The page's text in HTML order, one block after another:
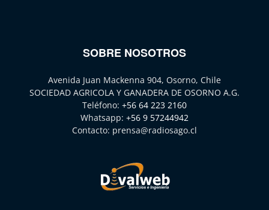
SOBRE NOSOTROS
Avenida Juan Mackenna 904, Osorno, Chile
SOCIEDAD AGRICOLA Y GANADERA DE OSORNO A.G.
Teléfono: +56 64 223 2160
Whatsapp: +56 9 57244942
Contacto: prensa@radiosago.cl